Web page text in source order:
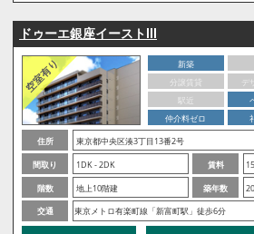
ドゥーエ銀座イーストⅢ
新築
分譲賃貸
デ
駅近
仲介料ゼロ
住所
東京都中央区湊3丁目13番2号
間取り
1DK - 2DK 賃料
階数
地上10階建 築年数
交通
東京メトロ有楽町線「新富町駅」徒歩6分